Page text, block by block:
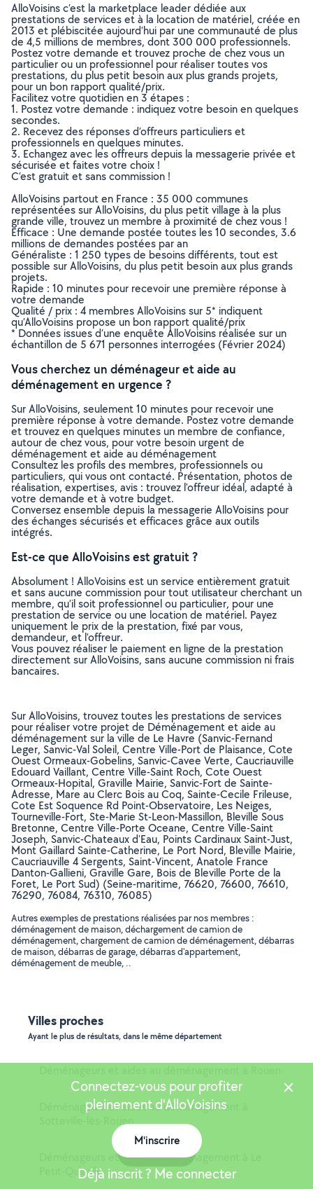
AlloVoisins c’est la marketplace leader dédiée aux
prestations de services et à la location de matériel, créée en
2013 et plébiscitée aujourd’hui par une communauté de plus
de 4,5 millions de membres, dont 300 000 professionnels.
Postez votre demande et trouvez proche de chez vous un
particulier ou un professionnel pour réaliser toutes vos
prestations, du plus petit besoin aux plus grands projets,
pour un bon rapport qualité/prix.
Facilitez votre quotidien en 3 étapes :
1. Postez votre demande : indiquez votre besoin en quelques
secondes.
2. Recevez des réponses d’offreurs particuliers et
professionnels en quelques minutes.
3. Echangez avec les offreurs depuis la messagerie privée et
sécurisée et faites votre choix !
C’est gratuit et sans commission !
AlloVoisins partout en France : 35 000 communes
représentées sur AlloVoisins, du plus petit village à la plus
grande ville, trouvez un membre à proximité de chez vous !
Efficace : Une demande postée toutes les 10 secondes, 3.6
millions de demandes postées par an
Généraliste : 1 250 types de besoins différents, tout est
possible sur AlloVoisins, du plus petit besoin aux plus grands
projets.
Rapide : 10 minutes pour recevoir une première réponse à
votre demande
Qualité / prix : 4 membres AlloVoisins sur 5* indiquent
qu’AlloVoisins propose un bon rapport qualité/prix
* Données issues d’une enquête AlloVoisins réalisée sur un
échantillon de 5 671 personnes interrogées (Février 2024)
Vous cherchez un déménageur et aide au
déménagement en urgence ?
Sur AlloVoisins, seulement 10 minutes pour recevoir une
première réponse à votre demande. Postez votre demande
et trouvez en quelques minutes un membre de confiance,
autour de chez vous, pour votre besoin urgent de
déménagement et aide au déménagement
Consultez les profils des membres, professionnels ou
particuliers, qui vous ont contacté. Présentation, photos de
réalisation, expertises, avis : trouvez l'offreur idéal, adapté à
votre demande et à votre budget.
Conversez ensemble depuis la messagerie AlloVoisins pour
des échanges sécurisés et efficaces grâce aux outils
intégrés.
Est-ce que AlloVoisins est gratuit ?
Absolument ! AlloVoisins est un service entièrement gratuit
et sans aucune commission pour tout utilisateur cherchant un
membre, qu’il soit professionnel ou particulier, pour une
prestation de service ou une location de matériel. Payez
uniquement le prix de la prestation, fixé par vous,
demandeur, et l’offreur.
Vous pouvez réaliser le paiement en ligne de la prestation
directement sur AlloVoisins, sans aucune commission ni frais
bancaires.
Sur AlloVoisins, trouvez toutes les prestations de services
pour réaliser votre projet de Déménagement et aide au
déménagement sur la ville de Le Havre (Sanvic-Fernand
Leger, Sanvic-Val Soleil, Centre Ville-Port de Plaisance, Cote
Ouest Ormeaux-Gobelins, Sanvic-Cavee Verte, Caucriauville
Edouard Vaillant, Centre Ville-Saint Roch, Cote Ouest
Ormeaux-Hopital, Graville Mairie, Sanvic-Fort de Sainte-
Adresse, Mare au Clerc Bois au Coq, Sainte-Cecile Frileuse,
Cote Est Soquence Rd Point-Observatoire, Les Neiges,
Tourneville-Fort, Ste-Marie St-Leon-Massillon, Bleville Sous
Bretonne, Centre Ville-Porte Oceane, Centre Ville-Saint
Joseph, Sanvic-Chateaux d'Eau, Points Cardinaux Saint-Just,
Mont Gaillard Sainte-Catherine, Le Port Nord, Bleville Mairie,
Caucriauville 4 Sergents, Saint-Vincent, Anatole France
Danton-Gallieni, Graville Gare, Bois de Bleville Porte de la
Foret, Le Port Sud) (Seine-maritime, 76620, 76600, 76610,
76290, 76084, 76310, 76085)
Autres exemples de prestations réalisées par nos membres :
déménagement de maison, déchargement de camion de
déménagement, chargement de camion de déménagement, débarras
de maison, débarras de garage, débarras d'appartement,
déménagement de meuble, ..
Villes proches
Ayant le plus de résultats, dans le même département
Déménageurs et aides au déménagement à
Sotteville-lès-Rouen
Déménageurs et aides au déménagement à Le
Petit-Quevilly
Connectez-vous pour profiter
pleinement d'AlloVoisins
M'inscrire
Déjà inscrit ? Me connecter